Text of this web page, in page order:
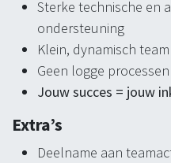
Sterke technische en
ondersteuning
Klein, dynamisch
Geen logge
Jouw succes = jouw
Extra’s
Deelname aan